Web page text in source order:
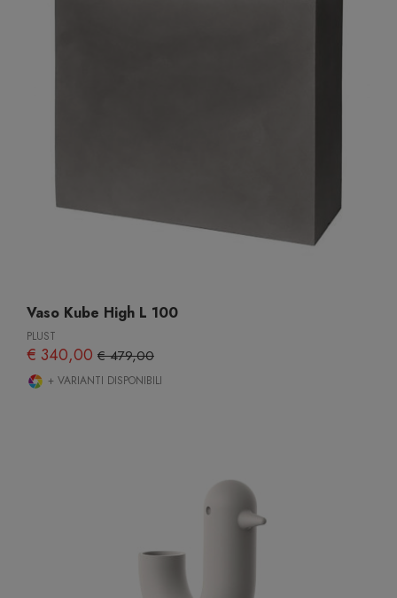
Vaso Kube High L 100
PLUST
€ 340,00 € 479,00
+ VARIANTI DISPONIBILI